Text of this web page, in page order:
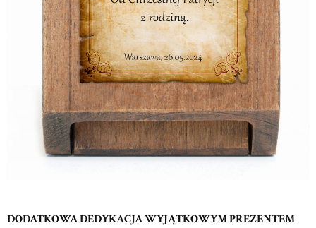
DODATKOWA DEDYKACJA WYJĄTKOWYM PREZENTEM